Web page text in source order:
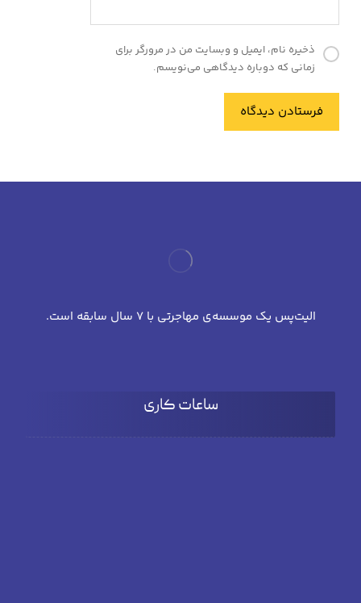
ذخیره نام، ایمیل و وبسایت من در مرورگر برای
زمانی که دوباره دیدگاهی می‌نویسم.
فرستادن دیدگاه
الیت‌پس یک موسسه‌ی مهاجرتی با 7 سال سابقه است.
ساعات کاری